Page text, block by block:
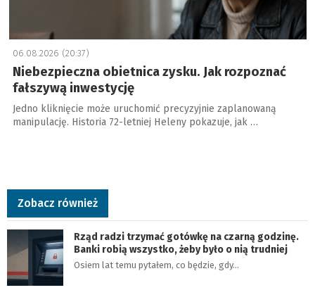
06.08.2026 (20:37)
Niebezpieczna obietnica zysku. Jak rozpoznać
fałszywą inwestycję
Jedno kliknięcie może uruchomić precyzyjnie zaplanowaną
manipulację. Historia 72-letniej Heleny pokazuje, jak …
Zobacz również
Rząd radzi trzymać gotówkę na czarną godzinę.
Banki robią wszystko, żeby było o nią trudniej
Osiem lat temu pytałem, co będzie, gdy…